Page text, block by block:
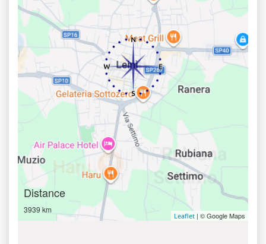
Distance
3939 km
Leaflet | © Google Maps